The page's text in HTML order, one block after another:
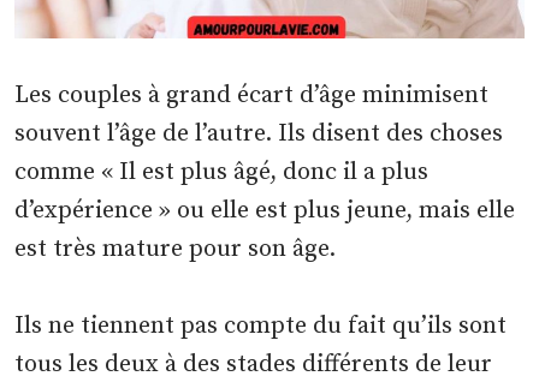
Les couples à grand écart d’âge minimisent
souvent l’âge de l’autre. Ils disent des choses
comme « Il est plus âgé, donc il a plus
d’expérience » ou elle est plus jeune, mais elle
est très mature pour son âge.
Ils ne tiennent pas compte du fait qu’ils sont
tous les deux à des stades différents de leur